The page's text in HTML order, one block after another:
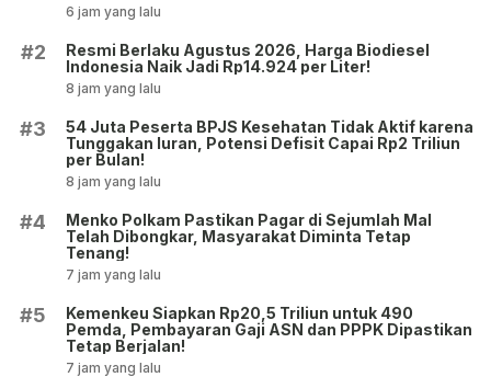
6 jam yang lalu
#2
Resmi Berlaku Agustus 2026, Harga Biodiesel
Indonesia Naik Jadi Rp14.924 per Liter!
8 jam yang lalu
#3
54 Juta Peserta BPJS Kesehatan Tidak Aktif karena
Tunggakan Iuran, Potensi Defisit Capai Rp2 Triliun
per Bulan!
8 jam yang lalu
#4
Menko Polkam Pastikan Pagar di Sejumlah Mal
Telah Dibongkar, Masyarakat Diminta Tetap
Tenang!
7 jam yang lalu
#5
Kemenkeu Siapkan Rp20,5 Triliun untuk 490
Pemda, Pembayaran Gaji ASN dan PPPK Dipastikan
Tetap Berjalan!
7 jam yang lalu